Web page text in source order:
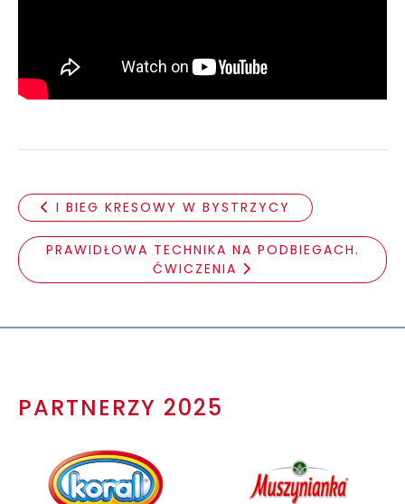
I BIEG KRESOWY W BYSTRZYCY
PRAWIDŁOWA TECHNIKA NA PODBIEGACH.
ĆWICZENIA
PARTNERZY 2025